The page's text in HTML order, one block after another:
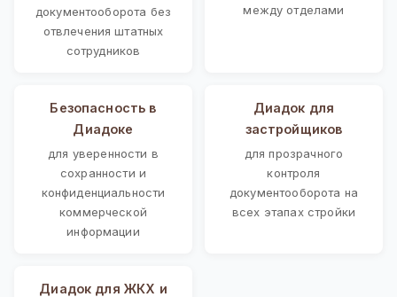
документооборота без
отвлечения штатных
сотрудников
между отделами
Безопасность в
Диадоке
для уверенности в
сохранности и
конфиденциальности
коммерческой
информации
Диадок для
застройщиков
для прозрачного
контроля
документооборота на
всех этапах стройки
Диадок для ЖКХ и